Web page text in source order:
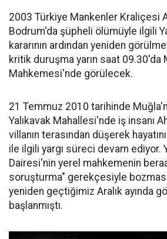
2003 Türkiye Mankenler Kraliçesi
Bodrum'da şüpheli ölümüyle ilgili
kararının ardından yeniden
kritik duruşma yarın saat 09.30'da
Mahkemesi'nde görülecek.
21 Temmuz 2010 tarihinde
Yalıkavak Mahallesi'nde iş insanı
villanın terasından düşerek
ile ilgili yargı süreci devam ediyor.
Dairesi'nin yerel mahkemenin
soruşturma" gerekçesiyle
yeniden geçtiğimiz Aralık ayında
başlanmıştı.